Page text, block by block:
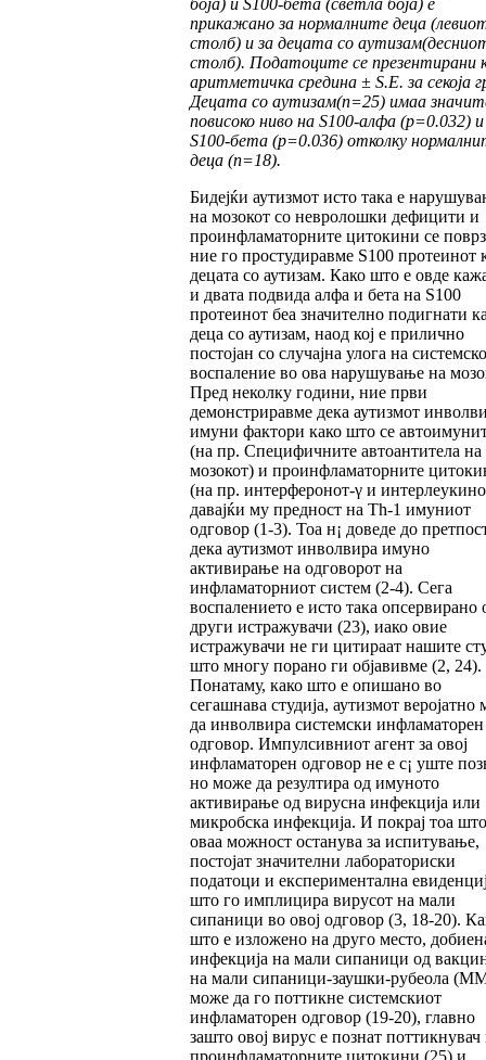
боја) и S100-бета (светла боја) е
прикажано за нормалните деца
столб) и за децата со аутизам
столб). Податоците се презентирани
аритметичка средина ± S.E. за секоја
Децата со аутизам(n=25) имаа
повисоко ниво на S100-алфа (p=0.032) и
S100-бета (p=0.036) отколку
деца (n=18).
Бидејќи аутизмот исто така е
на мозокот со невролошки дефицити и
проинфламаторните цитокини се
ние го простудиравме S100 протеинот
децата со аутизам. Како што е овде
и двата подвида алфа и бета на S100
протеинот беа значително подигнати
деца со аутизам, наод кој е прилично
постојан со случајна улога на
воспаление во ова нарушување на
Пред неколку години, ние први
демонстриравме дека аутизмот
имуни фактори како што се
(на пр. Специфичните автоантитела на
мозокот) и проинфламаторните
(на пр. интерферонот-γ и
давајќи му предност на Th-1 имуниот
одговор (1-3). Тоа н¡ доведе до
дека аутизмот инволвира имуно
активирање на одговорот на
инфламаторниот систем (2-4). Сега
воспалението е исто така опсервирано
други истражувачи (23), иако овие
истражувачи не ги цитираат нашите
што многу порано ги објавивме (2, 24).
Понатаму, како што е опишано во
сегашнава студија, аутизмот веројатно
да инволвира системски инфламаторен
одговор. Импулсивниот агент за овој
инфламаторен одговор не е с¡ уште
но може да резултира од имуното
активирање од вирусна инфекција или
микробска инфекција. И покрај тоа што
оваа можност останува за испитување,
постојат значителни лабораториски
податоци и експериментална
што го имплицира вирусот на мали
сипаници во овој одговор (3, 18-20).
што е изложено на друго место,
инфекција на мали сипаници од
на мали сипаници-заушки-рубеола
може да го поттикне системскиот
инфламаторен одговор (19-20), главно
зашто овој вирус е познат поттикнувач